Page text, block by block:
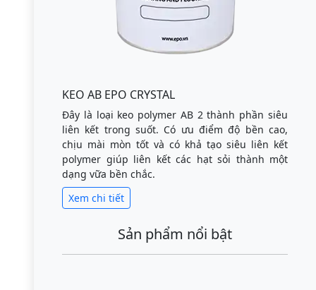
KEO AB EPO CRYSTAL
Đây là loại keo polymer AB 2 thành phần siêu
liên kết trong suốt. Có ưu điểm độ bền cao,
chịu mài mòn tốt và có khả tạo siêu liên kết
polymer giúp liên kết các hạt sỏi thành một
dạng vữa bền chắc.
Xem chi tiết
Sản phẩm nổi bật